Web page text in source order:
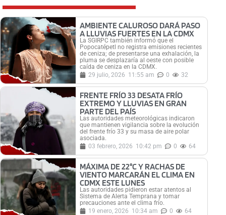
AMBIENTE CALUROSO DARÁ PASO
A LLUVIAS FUERTES EN LA CDMX
La SGIRPC también informó que el
Popocatépetl no registra emisiones recientes
de ceniza; de presentarse una exhalación, la
pluma se desplazaría al oeste con posible
caída de ceniza en la CDMX.
29 julio, 2026 11:55 am 0 32
FRENTE FRÍO 33 DESATA FRÍO
EXTREMO Y LLUVIAS EN GRAN
PARTE DEL PAÍS
Las autoridades meteorológicas indicaron
que mantienen vigilancia sobre la evolución
del frente frío 33 y su masa de aire polar
asociada.
03 febrero, 2026 10:42 pm 0 64
MÁXIMA DE 22°C Y RACHAS DE
VIENTO MARCARÁN EL CLIMA EN
CDMX ESTE LUNES
Las autoridades pidieron estar atentos al
Sistema de Alerta Temprana y tomar
precauciones ante el clima frío.
19 enero, 2026 10:34 am 0 64